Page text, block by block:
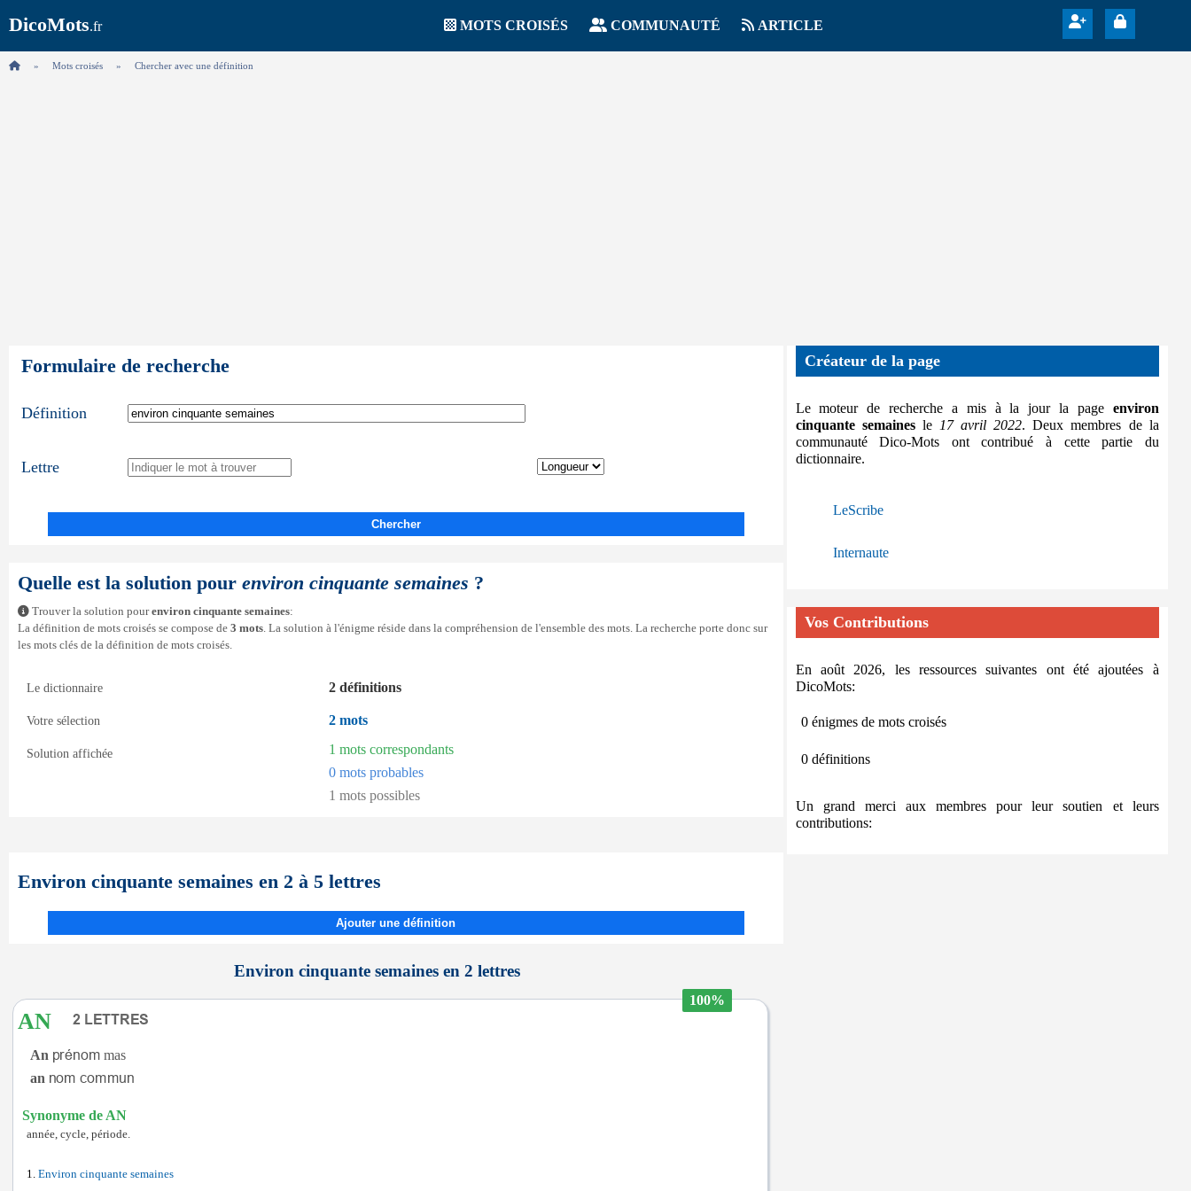
DicoMots.fr MOTS CROISÉS COMMUNAUTÉ ARTICLE
Mots croisés Chercher avec une définition
Formulaire de recherche
Définition
Lettre
Chercher
Quelle est la solution pour environ cinquante semaines ?
Trouver la solution pourenviron cinquante semaines:
La définition de mots croisés se compose de 3 mots. La solution à l'énigme réside dans la compréhension de l'ensemble des mots. La recherche porte donc sur
les mots clés de la définition de mots croisés.
Le dictionnaire 2 définitions
Votre sélection 2 mots
Solution affichée
1 mots correspondants
0 mots probables
1 mots possibles
Environ cinquante semaines en 2 à 5 lettres
Ajouter une définition
Environ cinquante semaines en 2 lettres
100%
AN
An
mas
an
Synonyme de AN
année, cycle, période.
Environ cinquante semaines
Créateur de la page
Le moteur de recherche a mis à la jour la page environ
cinquante semainesle 17 avril 2022. Deux membres de la
communauté Dico-Mots ont contribué à cette partie du
dictionnaire.
LeScribe
Internaute
Vos Contributions
En août 2026, les ressources suivantes ont été ajoutées à
DicoMots:
0 énigmes de mots croisés
0 définitions
Un grand merci aux membres pour leur soutien et leurs
contributions: